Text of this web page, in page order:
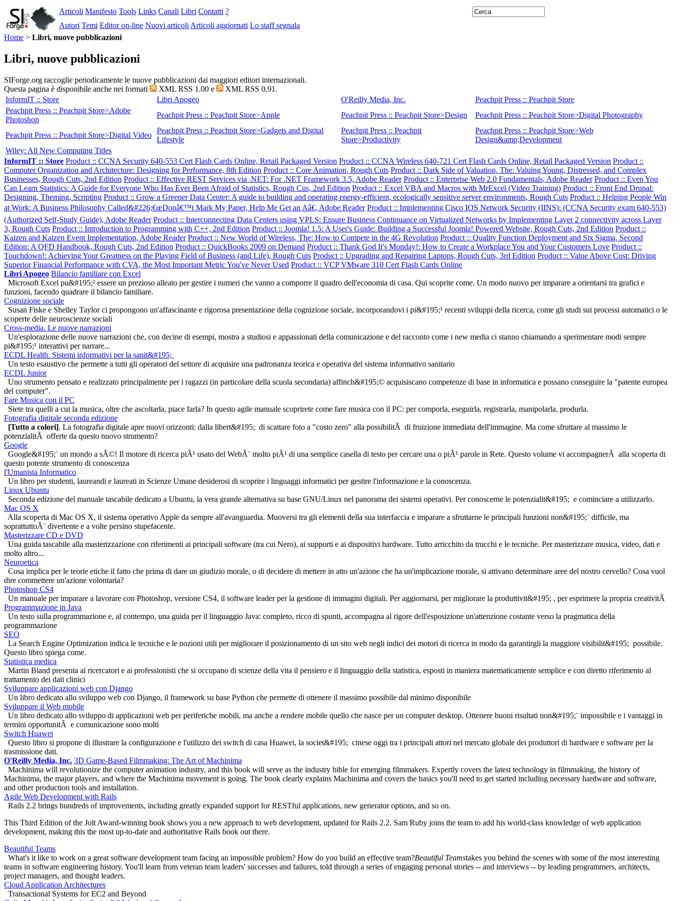
Articoli Manifesto Tools Links Canali Libri Contatti ?
Autori Temi Editor on-line Nuovi articoli Articoli aggiornati Lo staff segnala
Home > Libri, nuove pubblicazioni
Libri, nuove pubblicazioni
SIForge.org raccoglie periodicamente le nuove pubblicazioni dai maggiori editori internazionali.
Questa pagina è disponibile anche nei formati
XML RSS 1.00 e
XML RSS 0.91.
InformIT :: Store
Libri Apogeo O'Reilly Media, Inc.
Peachpit Press :: Peachpit Store
Peachpit Press :: Peachpit Store>Adobe
Photoshop
Peachpit Press :: Peachpit Store>Apple Peachpit Press :: Peachpit Store>Design Peachpit Press :: Peachpit Store>Digital Photography
Peachpit Press :: Peachpit Store>Digital Video
Peachpit Press :: Peachpit Store>Gadgets and Digital
Lifestyle
Peachpit Press :: Peachpit
Store>Productivity
Peachpit Press :: Peachpit Store>Web
Design&amp;Development
Wiley: All New Computing Titles
InformIT :: Store Product :: CCNA Security 640-553 Cert Flash Cards Online, Retail Packaged Version Product :: CCNA Wireless 640-721 Cert Flash Cards Online, Retail Packaged Version Product ::
Computer Organization and Architecture: Designing for Performance, 8th Edition Product :: Core Animation, Rough Cuts Product :: Dark Side of Valuation, The: Valuing Young, Distressed, and Complex
Businesses, Rough Cuts, 2nd Edition Product :: Effective REST Services via .NET: For .NET Framework 3.5, Adobe Reader Product :: Enterprise Web 2.0 Fundamentals, Adobe Reader Product :: Even You
Can Learn Statistics: A Guide for Everyone Who Has Ever Been Afraid of Statistics, Rough Cus, 2nd Edition Product :: Excel VBA and Macros with MrExcel (Video Training) Product :: Front End Drupal:
Designing, Theming, Scripting Product :: Grow a Greener Data Center: A guide to building and operating energy-efficient, ecologically sensitive server environments, Rough Cuts Product :: Helping People Win
at Work: A Business Philosophy Called&#226;€œDonâ€™t Mark My Paper, Help Me Get an Aâ€, Adobe Reader Product :: Implementing Cisco IOS Network Security (IINS): (CCNA Security exam 640-553)
(Authorized Self-Study Guide), Adobe Reader Product :: Interconnecting Data Centers using VPLS: Ensure Business Continuance on Virtualized Networks by Implementing Layer 2 connectivity across Layer
3, Rough Cuts Product :: Introduction to Programming with C++, 2nd Edition Product :: Joomla! 1.5: A User's Guide: Building a Successful Joomla! Powered Website, Rough Cuts, 2nd Edition Product ::
Kaizen and Kaizen Event Implementation, Adobe Reader Product :: New World of Wireless, The: How to Compete in the 4G Revolution Product :: Quality Function Deployment and Six Sigma, Second
Edition: A QFD Handbook, Rough Cuts, 2nd Edition Product :: QuickBooks 2009 on Demand Product :: Thank God It's Monday!: How to Create a Workplace You and Your Customers Love Product ::
Touchdown!: Achieving Your Greatness on the Playing Field of Business (and Life), Rough Cuts Product :: Upgrading and Repairing Laptops, Rough Cuts, 3rd Edition Product :: Value Above Cost: Driving
Superior Financial Performance with CVA, the Most Important Metric You've Never Used Product :: VCP VMware 310 Cert Flash Cards Online
Libri Apogeo Bilancio familiare con Excel
Microsoft Excel pu&#195;² essere un prezioso alleato per gestire i numeri che vanno a comporre il quadro dell'economia di casa. Qui scoprite come. Un modo nuovo per imparare a orientarsi tra grafici e
funzioni, facendo quadrare il bilancio familiare.
Cognizione sociale
Susan Fiske e Shelley Taylor ci propongono un'affascinante e rigorosa presentazione della cognizione sociale, incorporandovi i pi&#195;¹ recenti sviluppi della ricerca, come gli studi sui processi automatici o le
scoperte delle neuroscienze sociali
Cross-media. Le nuove narrazioni
Un'esplorazione delle nuove narrazioni che, con decine di esempi, mostra a studiosi e appassionati della comunicazione e del racconto come i new media ci stanno chiamando a sperimentare modi sempre
pi&#195;¹ interattivi per narrare...
ECDL Health. Sistemi informativi per la sanit&#195;
Un testo esaustivo che permette a tutti gli operatori del settore di acquisire una padronanza teorica e operativa del sistema informativo sanitario
ECDL Junior
Uno strumento pensato e realizzato principalmente per i ragazzi (in particolare della scuola secondaria) affinch&#195;© acquisiscano competenze di base in informatica e possano conseguire la "patente europea
del computer".
Fare Musica con il PC
Siete tra quelli a cui la musica, oltre che ascoltarla, piace farla? In questo agile manuale scoprirete come fare musica con il PC: per comporla, eseguirla, registrarla, manipolarla, produrla.
Fotografia digitale seconda edizione
[Tutto a colori]. La fotografia digitale apre nuovi orizzonti: dalla libert&#195; di scattare foto a "costo zero" alla possibilitÃ di fruizione immediata dell'immagine. Ma come sfruttare al massimo le
potenzialitÃ offerte da questo nuovo strumento?
Google
Google&#195;¨ un mondo a sÃ©! Il motore di ricerca piÃ¹ usato del WebÃ¨ molto piÃ¹ di una semplice casella di testo per cercare una o piÃ¹ parole in Rete. Questo volume vi accompagnerÃ alla scoperta di
questo potente strumento di conoscenza
l'Umanista Informatico
Un libro per studenti, laureandi e laureati in Scienze Umane desiderosi di scoprire i linguaggi informatici per gestire l'informazione e la conoscenza.
Linux Ubuntu
Seconda edizione del manuale tascabile dedicato a Ubuntu, la vera grande alternativa su base GNU/Linux nel panorama dei sistemi operativi. Per conoscerne le potenzialit&#195; e cominciare a utilizzarlo.
Mac OS X
Alla scoperta di Mac OS X, il sistema operativo Apple da sempre all'avanguardia. Muoversi tra gli elementi della sua interfaccia e imparare a sfruttarne le principali funzioni non&#195;¨ difficile, ma
soprattuttoÃ¨ divertente e a volte persino stupefacente.
Masterizzare CD e DVD
Una guida tascabile alla masterizzazione con riferimenti ai principali software (tra cui Nero), ai supporti e ai dispositivi hardware. Tutto arricchito da trucchi e le tecniche. Per masterizzare musica, video, dati e
molto altro...
Neuroetica
Cosa implica per le teorie etiche il fatto che prima di dare un giudizio morale, o di decidere di mettere in atto un'azione che ha un'implicazione morale, si attivano determinare aree del nostro cervello? Cosa vuol
dire commettere un'azione volontaria?
Photoshop CS4
Un manuale per imparare a lavorare con Photoshop, versione CS4, il software leader per la gestione di immagini digitali. Per aggiornarsi, per migliorare la produttivit&#195; , per esprimere la propria creativitÃ
Programmazione in Java
Un testo sulla programmazione e, al contempo, una guida per il linguaggio Java: completo, ricco di spunti, accompagna al rigore dell'esposizione un'attenzione costante verso la pragmatica della
programmazione
SEO
La Search Engine Optimization indica le tecniche e le nozioni utili per migliorare il posizionamento di un sito web negli indici dei motori di ricerca in modo da garantirgli la maggiore visibilit&#195; possibile.
Questo libro spiega come.
Statistica medica
Martin Bland presenta ai ricercatori e ai professionisti che si occupano di scienze della vita il pensiero e il linguaggio della statistica, esposti in maniera matematicamente semplice e con diretto riferimento al
trattamento dei dati clinici
Sviluppare applicazioni web con Django
Un libro dedicato allo sviluppo web con Django, il framework su base Python che permette di ottenere il massimo possibile dal minimo disponibile
Sviluppare il Web mobile
Un libro dedicato allo sviluppo di applicazioni web per periferiche mobili, ma anche a rendere mobile quello che nasce per un computer desktop. Ottenere buoni risultati non&#195;¨ impossibile e i vantaggi in
termini opportunitÃ e comunicazione sono molti
Switch Huawei
Questo libro si propone di illustrare la configurazione e l'utilizzo dei switch di casa Huawei, la societ&#195; cinese oggi tra i principali attori nel mercato globale dei produttori di hardware e software per la
trasmissione dati.
O'Reilly Media, Inc. 3D Game-Based Filmmaking: The Art of Machinima
Machinima will revolutionize the computer animation industry, and this book will serve as the industry bible for emerging filmmakers. Expertly covers the latest technology in filmmaking, the history of
Machinima, the major players, and where the Machinima movement is going. The book clearly explains Machinima and covers the basics you'll need to get started including necessary hardware and software,
and other production tools and installation.
Agile Web Development with Rails
Rails 2.2 brings hundreds of improvements, including greatly expanded support for RESTful applications, new generator options, and so on.
This Third Edition of the Jolt Award-winning book shows you a new approach to web development, updated for Rails 2.2. Sam Ruby joins the team to add his world-class knowledge of web application
development, making this the most up-to-date and authoritative Rails book out there.
Beautiful Teams
What's it like to work on a great software development team facing an impossible problem? How do you build an effective team?Beautiful Teamstakes you behind the scenes with some of the most interesting
teams in software engineering history. You'll learn from veteran team leaders' successes and failures, told through a series of engaging personal stories -- and interviews -- by leading programmers, architects,
project managers, and thought leaders.
Cloud Application Architectures
Transactional Systems for EC2 and Beyond